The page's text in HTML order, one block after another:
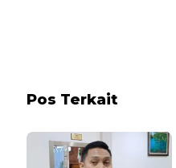
Pos Terkait